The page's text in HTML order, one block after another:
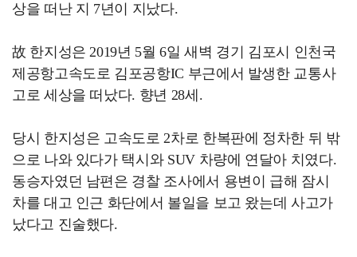
상을 떠난 지 7년이 지났다.
故 한지성은 2019년 5월 6일 새벽 경기 김포시 인천국
제공항고속도로 김포공항IC 부근에서 발생한 교통사
고로 세상을 떠났다. 향년 28세.
당시 한지성은 고속도로 2차로 한복판에 정차한 뒤 밖
으로 나와 있다가 택시와 SUV 차량에 연달아 치였다.
동승자였던 남편은 경찰 조사에서 용변이 급해 잠시
차를 대고 인근 화단에서 볼일을 보고 왔는데 사고가
났다고 진술했다.